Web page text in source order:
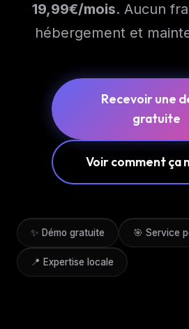
19,99€/mois. Aucun
hébergement et
Recevoir une
gratuite
Voir comment ça
✨ Démo gratuite 🎯 Service
📍 Expertise locale